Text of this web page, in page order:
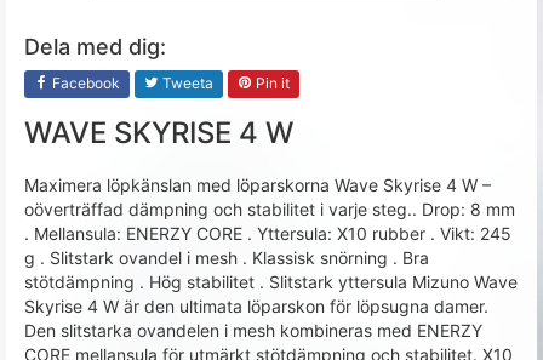
Dela med dig:
Facebook Tweeta Pin it
WAVE SKYRISE 4 W
Maximera löpkänslan med löparskorna Wave Skyrise 4 W –
oöverträffad dämpning och stabilitet i varje steg.. Drop: 8 mm
. Mellansula: ENERZY CORE . Yttersula: X10 rubber . Vikt: 245
g . Slitstark ovandel i mesh . Klassisk snörning . Bra
stötdämpning . Hög stabilitet . Slitstark yttersula Mizuno Wave
Skyrise 4 W är den ultimata löparskon för löpsugna damer.
Den slitstarka ovandelen i mesh kombineras med ENERZY
CORE mellansula för utmärkt stötdämpning och stabilitet. X10